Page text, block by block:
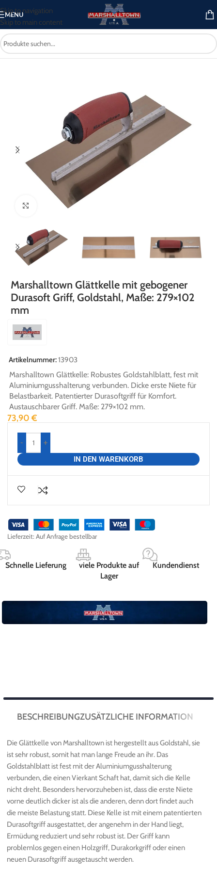
Skip to navigation
Skip to main content
MENU
Start/ Betonwerkzeug
Click to enlarge
Marshalltown Glättkelle mit gebogener
Durasoft Griff, Goldstahl, Maße: 279×102
mm
Artikelnummer:13903
Marshalltown Glättkelle: Robustes Goldstahlblatt, fest mit
Aluminiumgusshalterung verbunden. Dicke erste Niete für
Belastbarkeit. Patentierter Durasoftgriff für Komfort.
Austauschbarer Griff. Maße: 279×102 mm.
73,90€
-
+
IN DEN WARENKORB
Lieferzeit: Auf Anfrage bestellbar
Schnelle Lieferung
viele Produkte auf
Lager
Kundendienst
BESCHREIBUNGZUSÄTZLICHE INFORMATION
Die Glättkelle von Marshalltown ist hergestellt aus Goldstahl, sie
ist sehr robust, somit hat man lange Freude an ihr. Das
Goldstahlblatt ist fest mit der Aluminiumgusshalterung
verbunden, die einen Vierkant Schaft hat, damit sich die Kelle
nicht dreht. Besonders hervorzuheben ist, dass die erste Niete
vorne deutlich dicker ist als die anderen, denn dort findet auch
die meiste Belastung statt. Diese Kelle ist mit einem patentierten
Durasoftgriff ausgestattet, der angenehm in der Hand liegt,
Ermüdung reduziert und sehr robust ist. Der Griff kann
problemlos gegen einen Holzgriff, Durakorkgriff oder einen
neuen Durasoftgriff ausgetauscht werden.